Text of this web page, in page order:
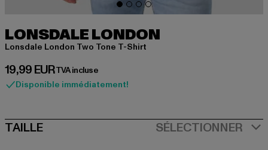
LONSDALE LONDON
Lonsdale London Two Tone T-Shirt
19,99 EUR
Prix courant: 19,99 EUR
TVA incluse
Disponible immédiatement!
SIZE
TAILLE SÉLECTIONNER